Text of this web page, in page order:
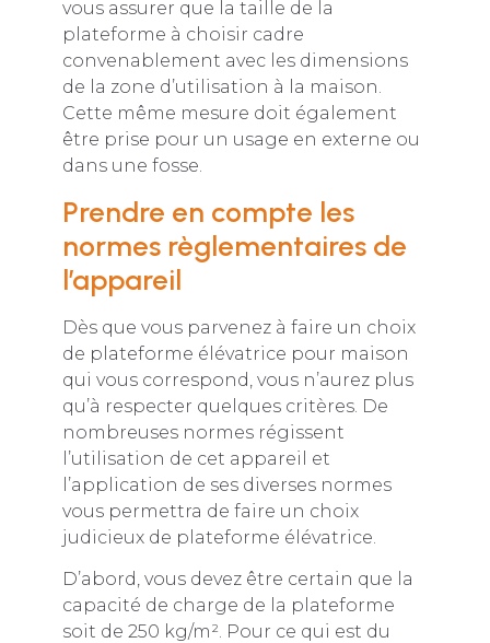
vous assurer que la taille de la
plateforme à choisir cadre
convenablement avec les dimensions
de la zone d’utilisation à la maison.
Cette même mesure doit également
être prise pour un usage en externe ou
dans une fosse.
Prendre en compte les
normes règlementaires de
l’appareil
Dès que vous parvenez à faire un choix
de plateforme élévatrice pour maison
qui vous correspond, vous n’aurez plus
qu’à respecter quelques critères. De
nombreuses normes régissent
l’utilisation de cet appareil et
l’application de ses diverses normes
vous permettra de faire un choix
judicieux de plateforme élévatrice.
D’abord, vous devez être certain que la
capacité de charge de la plateforme
soit de 250 kg/m². Pour ce qui est du